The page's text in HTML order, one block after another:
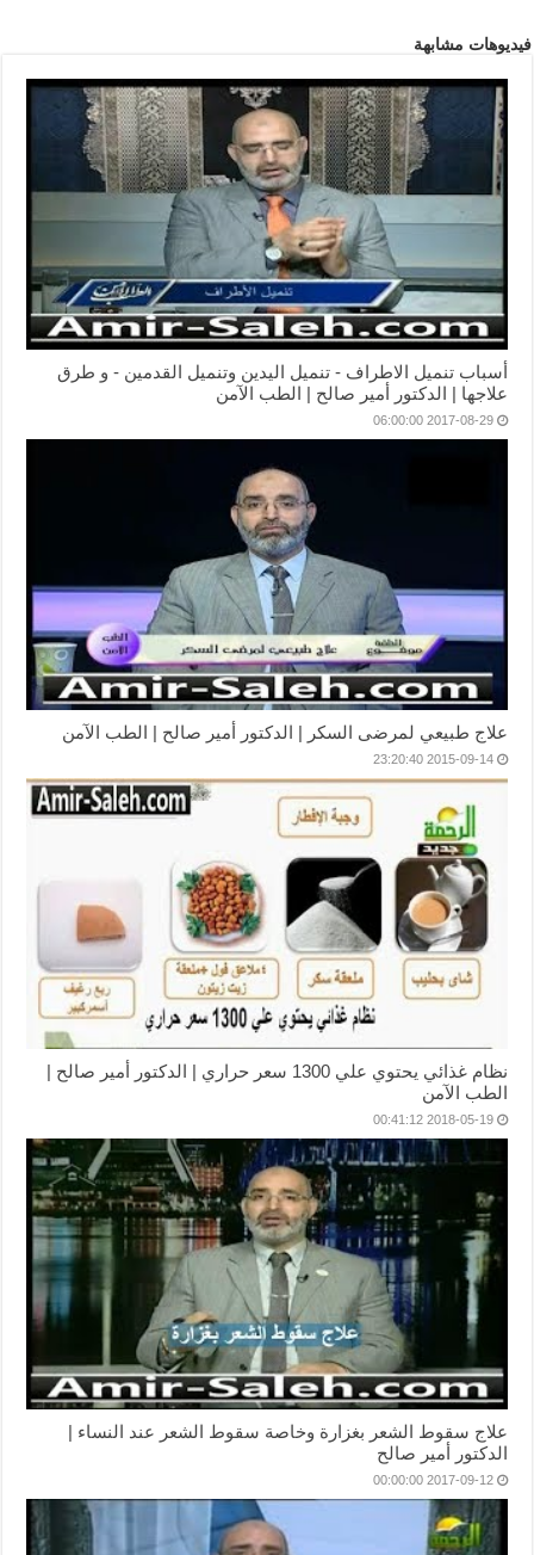
فيديوهات مشابهة
أسباب تنميل الاطراف - تنميل اليدين وتنميل القدمين - و طرق
علاجها | الدكتور أمير صالح | الطب الآمن
2017-08-29 06:00:00
علاج طبيعي لمرضى السكر | الدكتور أمير صالح | الطب الآمن
2015-09-14 23:20:40
نظام غذائي يحتوي علي 1300 سعر حراري | الدكتور أمير صالح |
الطب الآمن
2018-05-19 00:41:12
علاج سقوط الشعر بغزارة وخاصة سقوط الشعر عند النساء |
الدكتور أمير صالح
2017-09-12 00:00:00